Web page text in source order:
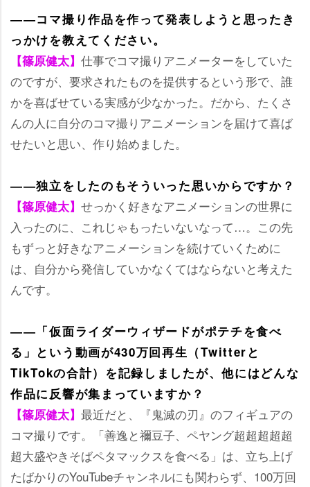
――コマ撮り作品を作って発表しようと思ったき
っかけを教えてください。
【篠原健太】 仕事でコマ撮りアニメーターをしていた
のですが、要求されたものを提供するという形で、誰
かを喜ばせている実感が少なかった。だから、たくさ
んの人に自分のコマ撮りアニメーションを届けて喜ば
せたいと思い、作り始めました。
――独立をしたのもそういった思いからですか？
【篠原健太】 せっかく好きなアニメーションの世界に
入ったのに、これじゃもったいないなって…。この先
もずっと好きなアニメーションを続けていくために
は、自分から発信していかなくてはならないと考えた
んです。
――「仮面ライダーウィザードがポテチを食べ
る」という動画が430万回再生（Twitterと
TikTokの合計）を記録しましたが、他にはどんな
作品に反響が集まっていますか？
【篠原健太】 最近だと、『鬼滅の刃』のフィギュアの
コマ撮りです。「善逸と禰豆子、ペヤング超超超超超
超大盛やきそばペタマックスを食べる」は、立ち上げ
たばかりのYouTubeチャンネルにも関わらず、100万回